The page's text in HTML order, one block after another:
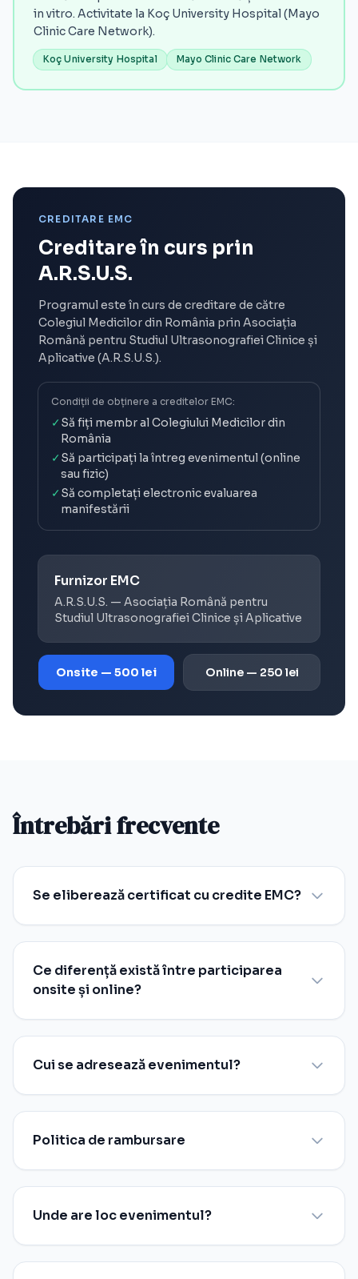
in vitro. Activitate la Koç University Hospital (Mayo
Clinic Care Network).
Koç University Hospital Mayo Clinic Care Network
CREDITARE EMC
Creditare în curs prin
A.R.S.U.S.
Programul este în curs de creditare de către
Colegiul Medicilor din România prin Asociația
Română pentru Studiul Ultrasonografiei Clinice și
Aplicative (A.R.S.U.S.).
Condiții de obținere a creditelor EMC:
✓Să fiți membr al Colegiului Medicilor din
România
✓Să participați la întreg evenimentul (online
sau fizic)
✓Să completați electronic evaluarea
manifestării
Furnizor EMC
A.R.S.U.S. — Asociația Română pentru
Studiul Ultrasonografiei Clinice și Aplicative
Onsite — 500 lei Online — 250 lei
Întrebări frecvente
Se eliberează certificat cu credite EMC?
Ce diferență există între participarea
onsite și online?
Cui se adresează evenimentul?
Politica de rambursare
Unde are loc evenimentul?